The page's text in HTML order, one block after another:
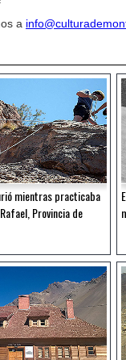
a
mientras practicaba
Provincia de